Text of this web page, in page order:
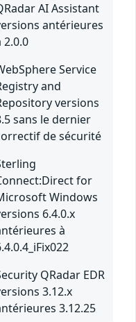
AI Assistant
antérieures
2.0.0
Service
and
versions
sans le dernier
de sécurité
for
Windows
6.4.0.x
à
QRadar EDR
3.12.x
3.12.25